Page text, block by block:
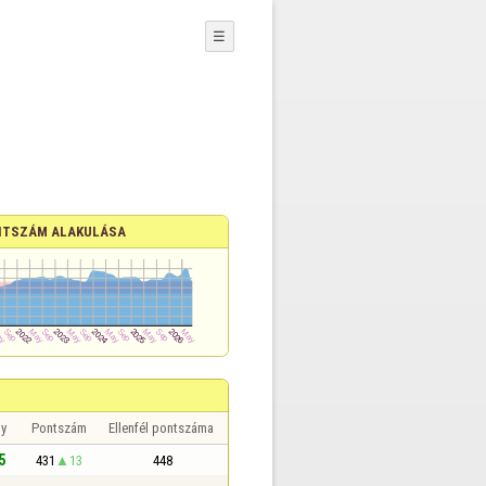
☰
ALAKULÁSA
Pontszám Ellenfél pontszáma
431 13
448